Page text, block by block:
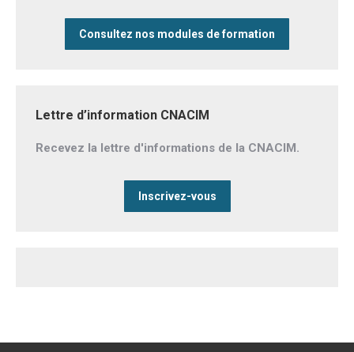
Consultez nos modules de formation
Lettre d’information CNACIM
Recevez la lettre d'informations de la CNACIM.
Inscrivez-vous